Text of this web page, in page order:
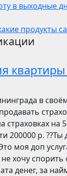
в выходные
продукты
в
страховках на
200000 р. ??Ты
моя доп
хочу спорить
денег, за